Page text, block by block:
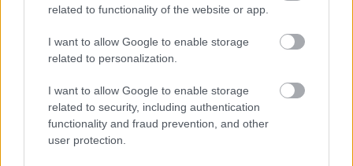
related to functionality of the website or app.
I want to allow Google to enable storage
related to personalization.
I want to allow Google to enable storage
related to security, including authentication
functionality and fraud prevention, and other
user protection.